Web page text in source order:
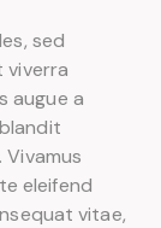
sed
viverra
augue a
eleifend
vitae,